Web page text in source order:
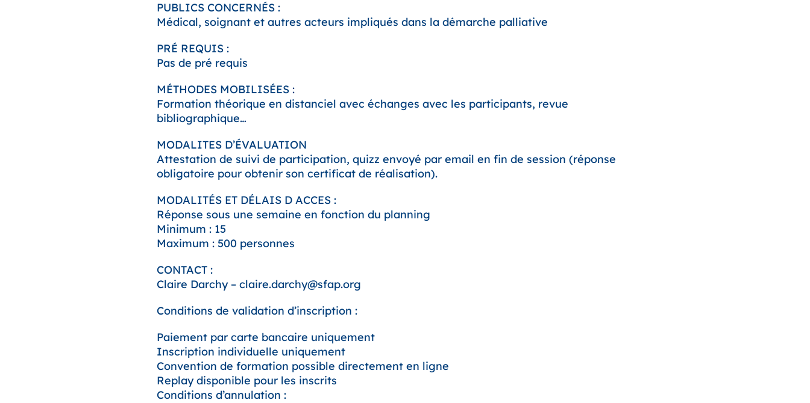
PUBLICS CONCERNÉS :
Médical, soignant et autres acteurs impliqués dans la démarche palliative
PRÉ REQUIS :
Pas de pré requis
MÉTHODES MOBILISÉES :
Formation théorique en distanciel avec échanges avec les participants, revue
bibliographique…
MODALITES D’ÉVALUATION
Attestation de suivi de participation, quizz envoyé par email en fin de session (réponse
obligatoire pour obtenir son certificat de réalisation).
MODALITÉS ET DÉLAIS D ACCES :
Réponse sous une semaine en fonction du planning
Minimum : 15
Maximum : 500 personnes
CONTACT :
Claire Darchy – claire.darchy@sfap.org
Conditions de validation d’inscription :
Paiement par carte bancaire uniquement
Inscription individuelle uniquement
Convention de formation possible directement en ligne
Replay disponible pour les inscrits
Conditions d’annulation :